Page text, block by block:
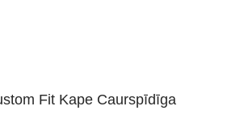
Fit Kape Caurspīdīga